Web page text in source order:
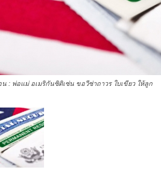
: พ่อแม่ อเมริกันซิติเซ่น ขอวีซ่าถาวร ใบเขียว ให้ลูก